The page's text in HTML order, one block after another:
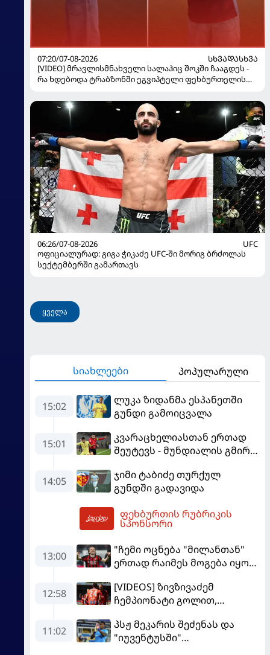
07:20/07-08-2026
ᲡᲮᲕᲐᲓᲐᲡᲮᲕᲐ
[VIDEO] მრავლისმნახველი სალაჰიც შოკში ჩააგდეს -
რა ხდებოდა ტრაბზონში ეგვიპტელი ფეხბურთელის
06:26/07-08-2026
UFC
ოფიციალურად: გიგა ჭიკაძე UFC-ში მორიგ ბრძოლას
სექტემბერში გამართავს
ყველა
სიახლეები პოპულარული
15:02
ლუკა ზიდანმა ესპანეთში
გუნდი გამოიცვალა
15:01
კვარაცხელიასთან ერთად
შეუტევს - მუნდიალის გმირი
გახდება
14:05
ჯიმი ტაბიძე თურქულ
გუნდში გადავიდა
ფეხბურთის რუბრიკის
სპონსორი
13:00
"ჩემი ოცნება "მილანთან"
ერთად რაიმეს მოგება იყო" -
თავის მისიაზე ისაუბრა
12:58
[VIDEOS] ზივზივაძემ
ჩემპიონატი გოლით,
გამარჯვებით დაიწყო
11:02
პსჟ მეკარის შეძენას და
"იუვენტუსში"